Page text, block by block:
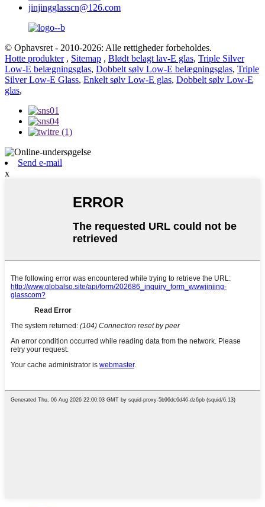
jinjingglasscn@126.com
© Ophavsret - 2010-2026: Alle rettigheder forbeholdes.
Hotte produkter, Sitemap , Blødt belagt lav-E glas, Triple Silver
Low-E belægningsglas, Dobbelt sølv Low-E belægningsglas, Triple
Silver Low-E Glass, Enkelt sølv Low-E glas, Dobbelt sølv Low-E
glas,
Send e-mail
x